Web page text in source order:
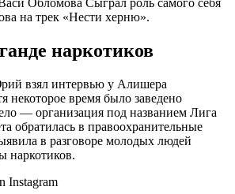
Обломова Сыграл роль самого себя
на трек «Нести херню».
наркотиков
взял интервью у Алишера
некоторое время было заведено
— организация под названием Лига
обратилась в правоохранительные
в разговоре молодых людей
наркотиков.
Instagram